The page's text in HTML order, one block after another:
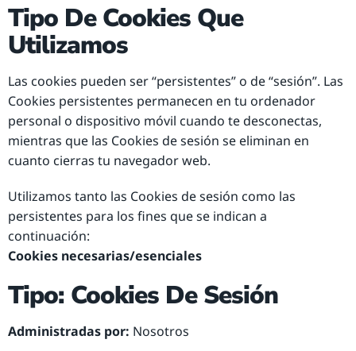
Tipo De Cookies Que
Utilizamos
Las cookies pueden ser “persistentes” o de “sesión”. Las
Cookies persistentes permanecen en tu ordenador
personal o dispositivo móvil cuando te desconectas,
mientras que las Cookies de sesión se eliminan en
cuanto cierras tu navegador web.
Utilizamos tanto las Cookies de sesión como las
persistentes para los fines que se indican a
continuación:
Cookies necesarias/esenciales
Tipo: Cookies De Sesión
Administradas por: Nosotros